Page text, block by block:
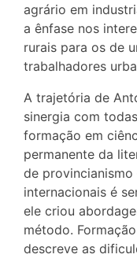
agrário em
a ênfase nos
rurais para os de
trabalhadores
A trajetória de
sinergia com
formação em
permanente da
de
internacionais é
ele criou
método.
descreve as